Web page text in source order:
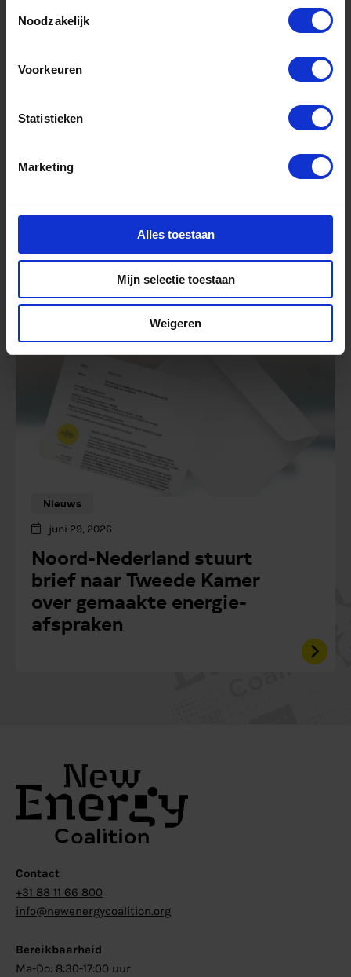
Noodzakelijk
Voorkeuren
Statistieken
Marketing
Alles toestaan
Mijn selectie toestaan
Weigeren
juli 6, 2026
Energietransitie in Noord-
Holland – Terugblik Q2 2026
Nieuws
juni 29, 2026
Noord-Nederland stuurt
brief naar Tweede Kamer
over gemaakte energie-
afspraken
Contact
+31 88 11 66 800
info@newenergycoalition.org
Bereikbaarheid
Ma-Do: 8:30-17:00 uur